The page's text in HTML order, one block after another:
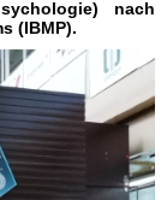
nach
(IBMP).